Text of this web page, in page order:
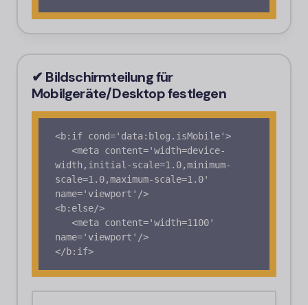
✔ Bildschirmteilung für
Mobilgeräte/Desktop festlegen
<b:if cond='data:blog.isMobile'>
width,initial-scale=1.0,minimum-
scale=1.0,maximum-scale=1.0'
name='viewport'/>
<b:else/>
name='viewport'/>
</b:if>